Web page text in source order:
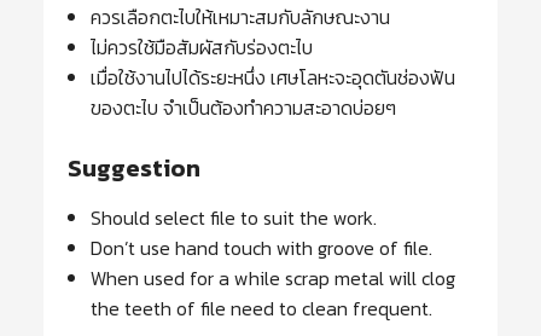
ควรเลือกตะไบให้เหมาะสมกับลักษณะงาน
ไม่ควรใช้มือสัมผัสกับร่องตะไบ
เมื่อใช้งานไปได้ระยะหนึ่ง เศษโลหะจะอุดตันช่องฟัน
ของตะไบ จำเป็นต้องทำความสะอาดบ่อยๆ
Suggestion
Should select file to suit the work.
Don’t use hand touch with groove of file.
When used for a while scrap metal will clog
the teeth of file need to clean frequent.